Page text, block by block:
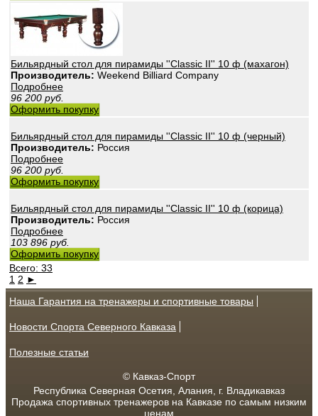
Бильярдный стол для пирамиды ''Classic II'' 10 ф (махагон)
Производитель: Weekend Billiard Company
Подробнее
96 200 руб.
Оформить покупку
Бильярдный стол для пирамиды ''Classic II'' 10 ф (черный)
Производитель: Россия
Подробнее
96 200 руб.
Оформить покупку
Бильярдный стол для пирамиды ''Classic II'' 10 ф (корица)
Производитель: Россия
Подробнее
103 896 руб.
Оформить покупку
Всего: 33
1 2 ►
Наша Гарантия на тренажеры и спортивные товары
Новости Спорта Северного Кавказа
Полезные статьи
© Кавказ-Спорт
Республика Северная Осетия, Алания, г. Владикавказ
Продажа спортивных тренажеров на Кавказе по самым низким
ценам